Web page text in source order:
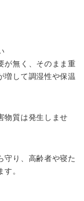
が無く、そのまま重
増して調湿性や保温
物質は発生しませ
守り、高齢者や寝た
。